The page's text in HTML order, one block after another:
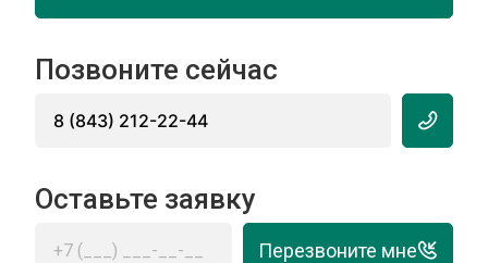
Позвоните сейчас
8 (843) 212-22-44
Оставьте заявку
Перезвоните мне